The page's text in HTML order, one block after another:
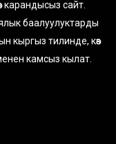
карандысыз сайт.
баалуулуктарды
кыргыз тилинде, көз
камсыз кылат.